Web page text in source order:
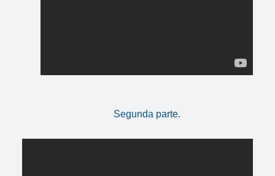
Segunda parte.